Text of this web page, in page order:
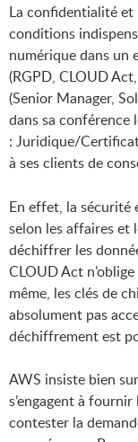
La confidentialité
conditions
numérique dans un
(RGPD, CLOUD
(Senior Manager,
dans sa conférence
: Juridique/
à ses clients de
En effet, la sécurité
selon les affaires et
déchiffrer les
CLOUD Act
même, les clés de
absolument pas
déchiffrement est
AWS insiste bien
s’engagent à
contester la